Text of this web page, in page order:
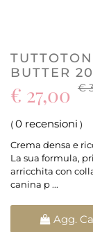
BUTTER
€
€ 27,00
( 0 recensioni )
Crema densa e
La sua formula,
arricchita con
canina p ...
Agg.